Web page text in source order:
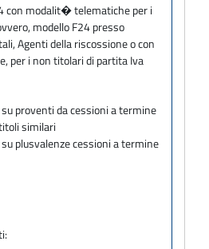
con modalit� telematiche per i
modello F24 presso
Agenti della riscossione o con
per i non titolari di partita Iva
proventi da cessioni a termine
similari
plusvalenze cessioni a termine